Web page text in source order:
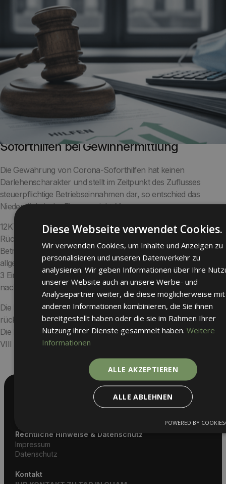
Steuerliche Behandlung von Corona-
Soforthilfen bei Gewinnermittlung
Die Gewährung von Corona-Soforthilfen hat keinen
Darlehenscharakter und stellt im Zeitpunkt des Zuflusses
steuerpflichtige Betriebseinnahmen dar, so entschied das
Niedersächsische Finanzgericht (Az.
12K˜20/24). Korrespondierend hierzu seien etwaige
Rückzahlungen im Zeitpunkt des Abflusses als
Betriebsausgaben zu berücksichtigen. Dies entspreche den
allgemeinen Prinzipien bei der Gewinnermittlung nach § 4 Abs.
3 Einkommensteuergesetz. Etwaige Progressionsvorteile oder -
nachteile seien diesem System immanent.
Die Rückforderung von Corona-Soforthilfen stellt zudem kein
rückwirkendes Ereignis (im Sinne des § 175 Abs. 1 Nr. 2 AO) dar.
Die Revision beim Bundesfinanzhof wurde eingelegt (BFH-Az.
VIII R 4/25).
T&P Treml und Partner mbB – Ihre Experten für Recht
und Steuern, strategisch und wirtschaftlich seit 40
Rechtliche Hinweise & Datenschutz
Impressum
Datenschutz
Kontakt
Diese Webseite verwendet Cookies.
Wir verwenden Cookies, um Inhalte und Anzeigen zu
personalisieren und unseren Datenverkehr zu
analysieren. Wir geben Informationen über Ihre
unserer Website auch an unsere Werbe- und
Analysepartner weiter, die diese möglicherweise mit
anderen Informationen kombinieren, die Sie ihnen
bereitgestellt haben oder die sie im Rahmen Ihrer
Nutzung ihrer Dienste gesammelt haben. Weitere
Informationen
ALLE AKZEPTIEREN
ALLE ABLEHNEN
POWERED BY